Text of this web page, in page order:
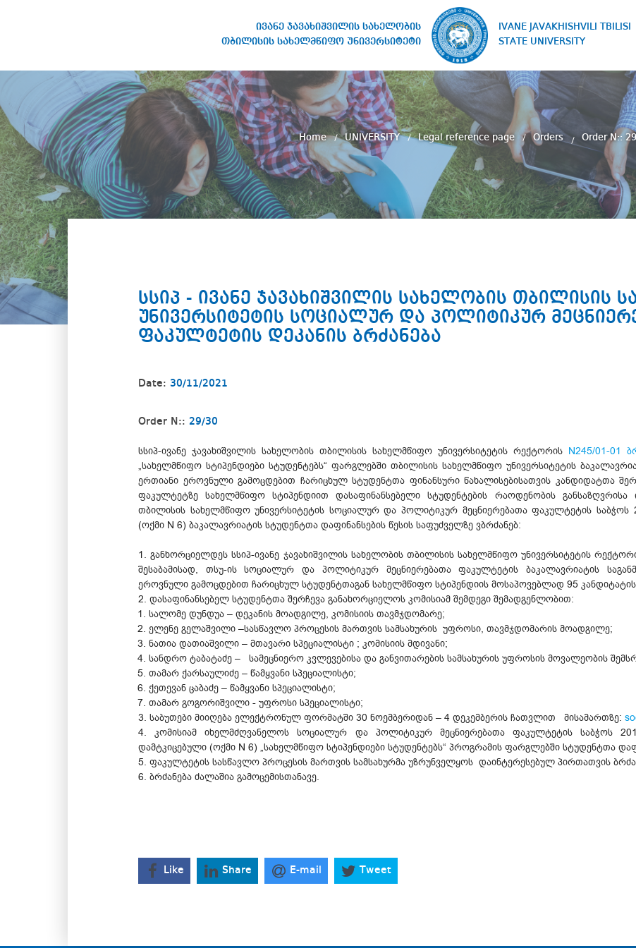
ივანე ჯავახიშვილის სახელობის
თბილისის სახელმწიფო უნივერსიტეტი
IVANE JAVAKHISHVILI TBILISI
STATE UNIVERSITY
STATE UNIVERSITY
Home UNIVERSITY Legal reference page Orders Order N::
სსიპ - ივანე ჯავახიშვილის სახელობის თბილისის
უნივერსიტეტის სოციალურ და პოლიტიკურ
ფაკულტეტის დეკანის ბრძანება
Date: 30/11/2021
Order N:: 29/30
სსიპ-ივანე ჯავახიშვილის სახელობის თბილისის სახელმწიფო უნივერსიტეტის რექტორის N245/01-01
„სახელმწიფო სტიპენდიები სტუდენტებს“ ფარგლებში თბილისის სახელმწიფო უნივერსიტეტის
ერთიანი ეროვნული გამოცდებით ჩარიცხულ სტუდენტთა ფინანსური წახალისებისათვის კანდიდატთა
ფაკულტეტზე სახელმწიფო სტიპენდიით დასაფინანსებელი სტუდენტების რაოდენობის განსაზღვრისა
თბილისის სახელმწიფო უნივერსიტეტის სოციალურ და პოლიტიკურ მეცნიერებათა ფაკულტეტის საბჭოს
(ოქმი N 6) ბაკალავრიატის სტუდენტთა დაფინანსების წესის საფუძველზე ვბრძანებ:
1. განხორციელდეს სსიპ-ივანე ჯავახიშვილის სახელობის თბილისის სახელმწიფო უნივერსიტეტის
შესაბამისად, თსუ-ის სოციალურ და პოლიტიკურ მეცნიერებათა ფაკულტეტის ბაკალავრიატის
ეროვნული გამოცდებით ჩარიცხულ სტუდენტთაგან სახელმწიფო სტიპენდიის მოსაპოვებლად 95 კანდიტატის
2. დასაფინანსებელ სტუდენტთა შერჩევა განახორციელოს კომისიამ შემდეგი შემადგენლობით:
სალომე დუნდუა – დეკანის მოადგილე, კომისიის თავმჯდომარე;
ელენე გელაშვილი –სასწავლო პროცესის მართვის სამსახურის უფროსი, თავმჯდომარის მოადგილე;
ნათია დათიაშვილი – მთავარი სპეციალისტი ; კომისიის მდივანი;
სანდრო ტაბატაძე – სამეცნიერო კვლევებისა და განვითარების სამსახურის უფროსის მოვალეობის
თამარ ქარსაულიძე – წამყვანი სპეციალისტი;
ქეთევან ცაბაძე – წამყვანი სპეციალისტი;
თამარ გოგორიშვილი - უფროსი სპეციალისტი;
3. საბუთები მიიღება ელექტრონულ ფორმატში 30 ნოემბერიდან – 4 დეკემბერის ჩათვლით მისამართზე:
4. კომისიამ იხელმძღვანელოს სოციალურ და პოლიტიკურ მეცნიერებათა ფაკულტეტის საბჭოს
დამტკიცებული (ოქმი N 6) „სახელმწიფო სტიპენდიები სტუდენტებს“ პროგრამის ფარგლებში სტუდენტთა
5. ფაკულტეტის სასწავლო პროცესის მართვის სამსახურმა უზრუნველყოს დაინტერესებულ პირთათვის
6. ბრძანება ძალაშია გამოცემისთანავე.
Like Share E-mail Tweet